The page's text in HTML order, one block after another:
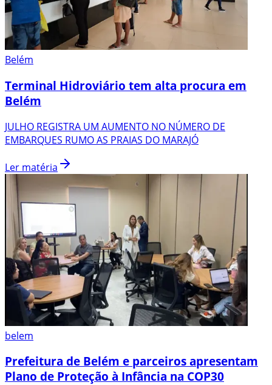
Belém
Terminal Hidroviário tem alta procura em
Belém
JULHO REGISTRA UM AUMENTO NO NÚMERO DE
EMBARQUES RUMO AS PRAIAS DO MARAJÓ
Ler matéria
belem
Prefeitura de Belém e parceiros apresentam
Plano de Proteção à Infância na COP30